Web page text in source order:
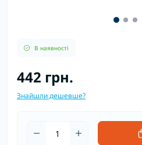
В наявності
442 грн.
Знайшли дешевше?